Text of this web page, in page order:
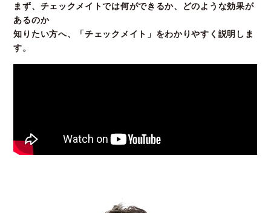
まず、チェックメイトでは何ができるか、どのような効果が
あるのか
知りたい方へ、「チェックメイト」をわかりやすく説明しま
す。